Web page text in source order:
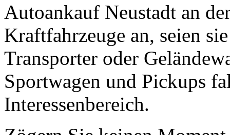
Autoankauf Neustadt an
Kraftfahrzeuge an, seien
Transporter oder
Sportwagen und Pickups
Interessenbereich.